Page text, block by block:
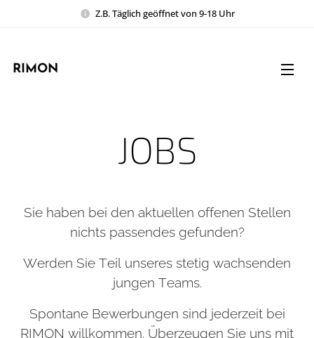
Z.B. Täglich geöffnet von 9-18 Uhr
RIMON
JOBS
Sie haben bei den aktuellen offenen Stellen
nichts passendes gefunden?
Werden Sie Teil unseres stetig wachsenden
jungen Teams.
Spontane Bewerbungen sind jederzeit bei
RIMON willkommen. Überzeugen Sie uns mit